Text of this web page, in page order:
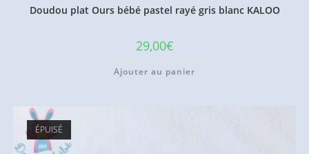
Doudou plat Ours bébé pastel rayé gris blanc KALOO
29,00€
Ajouter au panier
ÉPUISÉ